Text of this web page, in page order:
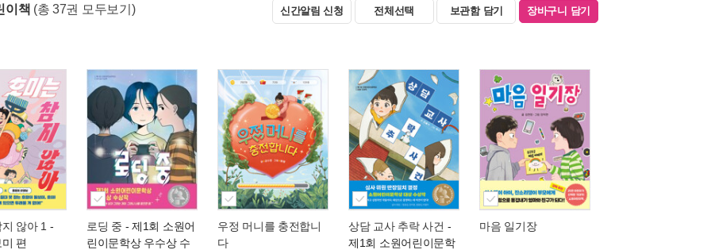
이책 (총 37권 모두보기) 신간알림 신청 전체선택 보관함 담기 장바구니 담기
않아 1 -
편
로딩 중 - 제1회 소원어
린이문학상 우수상 수
우정 머니를 충전합니
다
상담 교사 추락 사건 -
제1회 소원어린이문학
마음 일기장